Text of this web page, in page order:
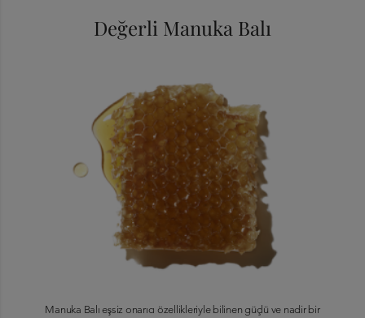
Değerli Manuka Balı
Manuka Balı eşsiz onarıcı özellikleriyle bilinen güçlü ve nadir bir